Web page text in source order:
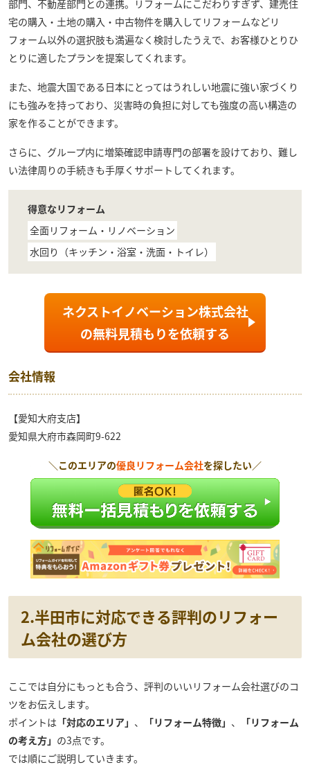
部門、不動産部門との連携。リフォームにこだわりすぎず、建売住
宅の購入・土地の購入・中古物件を購入してリフォームなどリ
フォーム以外の選択肢も満遍なく検討したうえで、お客様ひとりひ
とりに適したプランを提案してくれます。
また、地震大国である日本にとってはうれしい地震に強い家づくり
にも強みを持っており、災害時の負担に対しても強度の高い構造の
家を作ることができます。
さらに、グループ内に増築確認申請専門の部署を設けており、難し
い法律周りの手続きも手厚くサポートしてくれます。
得意なリフォーム
全面リフォーム・リノベーション
水回り（キッチン・浴室・洗面・トイレ）
ネクストイノベーション株式会社
の無料見積もりを依頼する
会社情報
【愛知大府支店】
愛知県大府市森岡町9-622
＼このエリアの優良リフォーム会社を探したい／
2.半田市に対応できる評判のリフォー
ム会社の選び方
ここでは自分にもっとも合う、評判のいいリフォーム会社選びのコ
ツをお伝えします。
ポイントは 「対応のエリア」 、 「リフォーム特徴」 、
「リフォーム
の考え方」 の3点です。
では順にご説明していきます。